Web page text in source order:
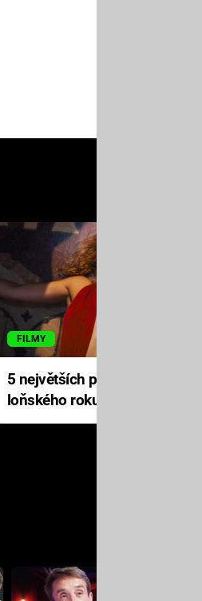
FILMY
5 největších propadáků
loňského roku: Disney na
jediné katastrofě prodělal 200